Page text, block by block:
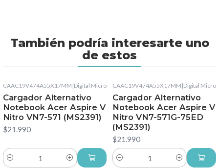
También podría interesarte uno
de estos
CAAC19V474A55X17MM |Digital Micro
Cargador Alternativo
Notebook Acer Aspire V
Nitro VN7-571 (MS2391)
$21.990
Cantidad
CAAC19V474A55X17MM |Digital Micro
Cargador Alternativo
Notebook Acer Aspire V
Nitro VN7-571G-75ED
(MS2391)
$21.990
Cantidad